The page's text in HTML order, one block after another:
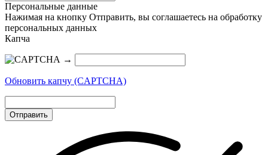
Персональные данные
Нажимая на кнопку Отправить, вы соглашаетесь на обработку
персональных данных
Капча
→
Обновить капчу (CAPTCHA)
Отправить